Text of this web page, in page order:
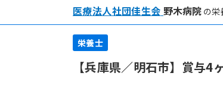
医療法人社団佳生会 野木病院 の栄
栄養士
【兵庫県／明石市】賞